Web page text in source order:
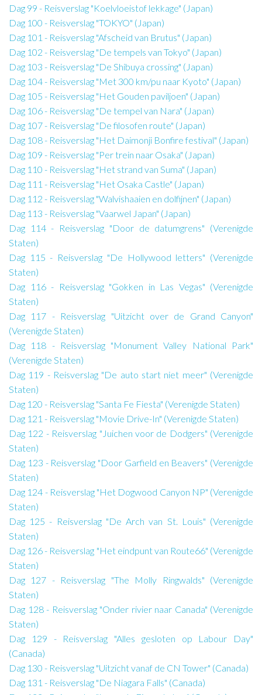
Dag 99 - Reisverslag "Koelvloeistof lekkage" (Japan)
Dag 100 - Reisverslag "TOKYO" (Japan)
Dag 101 - Reisverslag "Afscheid van Brutus" (Japan)
Dag 102 - Reisverslag "De tempels van Tokyo" (Japan)
Dag 103 - Reisverslag "De Shibuya crossing" (Japan)
Dag 104 - Reisverslag "Met 300 km/pu naar Kyoto" (Japan)
Dag 105 - Reisverslag "Het Gouden paviljoen" (Japan)
Dag 106 - Reisverslag "De tempel van Nara" (Japan)
Dag 107 - Reisverslag "De filosofen route" (Japan)
Dag 108 - Reisverslag "Het Daimonji Bonfire festival" (Japan)
Dag 109 - Reisverslag "Per trein naar Osaka" (Japan)
Dag 110 - Reisverslag "Het strand van Suma" (Japan)
Dag 111 - Reisverslag "Het Osaka Castle" (Japan)
Dag 112 - Reisverslag "Walvishaaien en dolfijnen" (Japan)
Dag 113 - Reisverslag "Vaarwel Japan" (Japan)
Dag 114 - Reisverslag "Door de datumgrens" (Verenigde
Staten)
Dag 115 - Reisverslag "De Hollywood letters" (Verenigde
Staten)
Dag 116 - Reisverslag "Gokken in Las Vegas" (Verenigde
Staten)
Dag 117 - Reisverslag "Uitzicht over de Grand Canyon"
(Verenigde Staten)
Dag 118 - Reisverslag "Monument Valley National Park"
(Verenigde Staten)
Dag 119 - Reisverslag "De auto start niet meer" (Verenigde
Staten)
Dag 120 - Reisverslag "Santa Fe Fiesta" (Verenigde Staten)
Dag 121 - Reisverslag "Movie Drive-In" (Verenigde Staten)
Dag 122 - Reisverslag "Juichen voor de Dodgers" (Verenigde
Staten)
Dag 123 - Reisverslag "Door Garfield en Beavers" (Verenigde
Staten)
Dag 124 - Reisverslag "Het Dogwood Canyon NP" (Verenigde
Staten)
Dag 125 - Reisverslag "De Arch van St. Louis" (Verenigde
Staten)
Dag 126 - Reisverslag "Het eindpunt van Route66" (Verenigde
Staten)
Dag 127 - Reisverslag "The Molly Ringwalds" (Verenigde
Staten)
Dag 128 - Reisverslag "Onder rivier naar Canada" (Verenigde
Staten)
Dag 129 - Reisverslag "Alles gesloten op Labour Day"
(Canada)
Dag 130 - Reisverslag "Uitzicht vanaf de CN Tower" (Canada)
Dag 131 - Reisverslag "De Niagara Falls" (Canada)